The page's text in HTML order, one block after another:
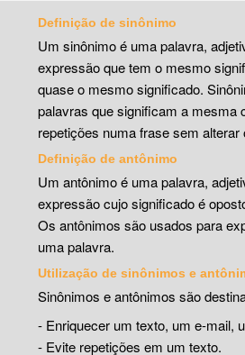
Definição de sinônimo
Um sinônimo é uma palavra,
expressão que tem o mesmo
quase o mesmo significado.
palavras que significam a mesma
repetições numa frase sem alterar
Definição de antônimo
Um antônimo é uma palavra,
expressão cujo significado é
Os antônimos são usados para
uma palavra.
Utilização de sinônimos e
Sinônimos e antônimos são
- Enriquecer um texto, um e-mail,
- Evite repetições em um texto.